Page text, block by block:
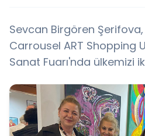
Sevcan Birgören
Carrousel ART Shopping
Sanat Fuarı'nda ülkemizi